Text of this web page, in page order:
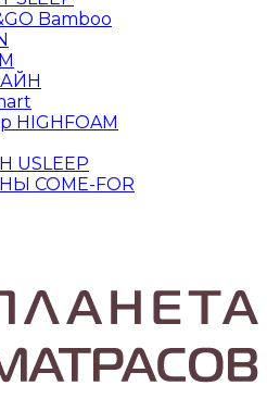
Bamboo
HIGHFOAM
USLEEP
COME-FOR